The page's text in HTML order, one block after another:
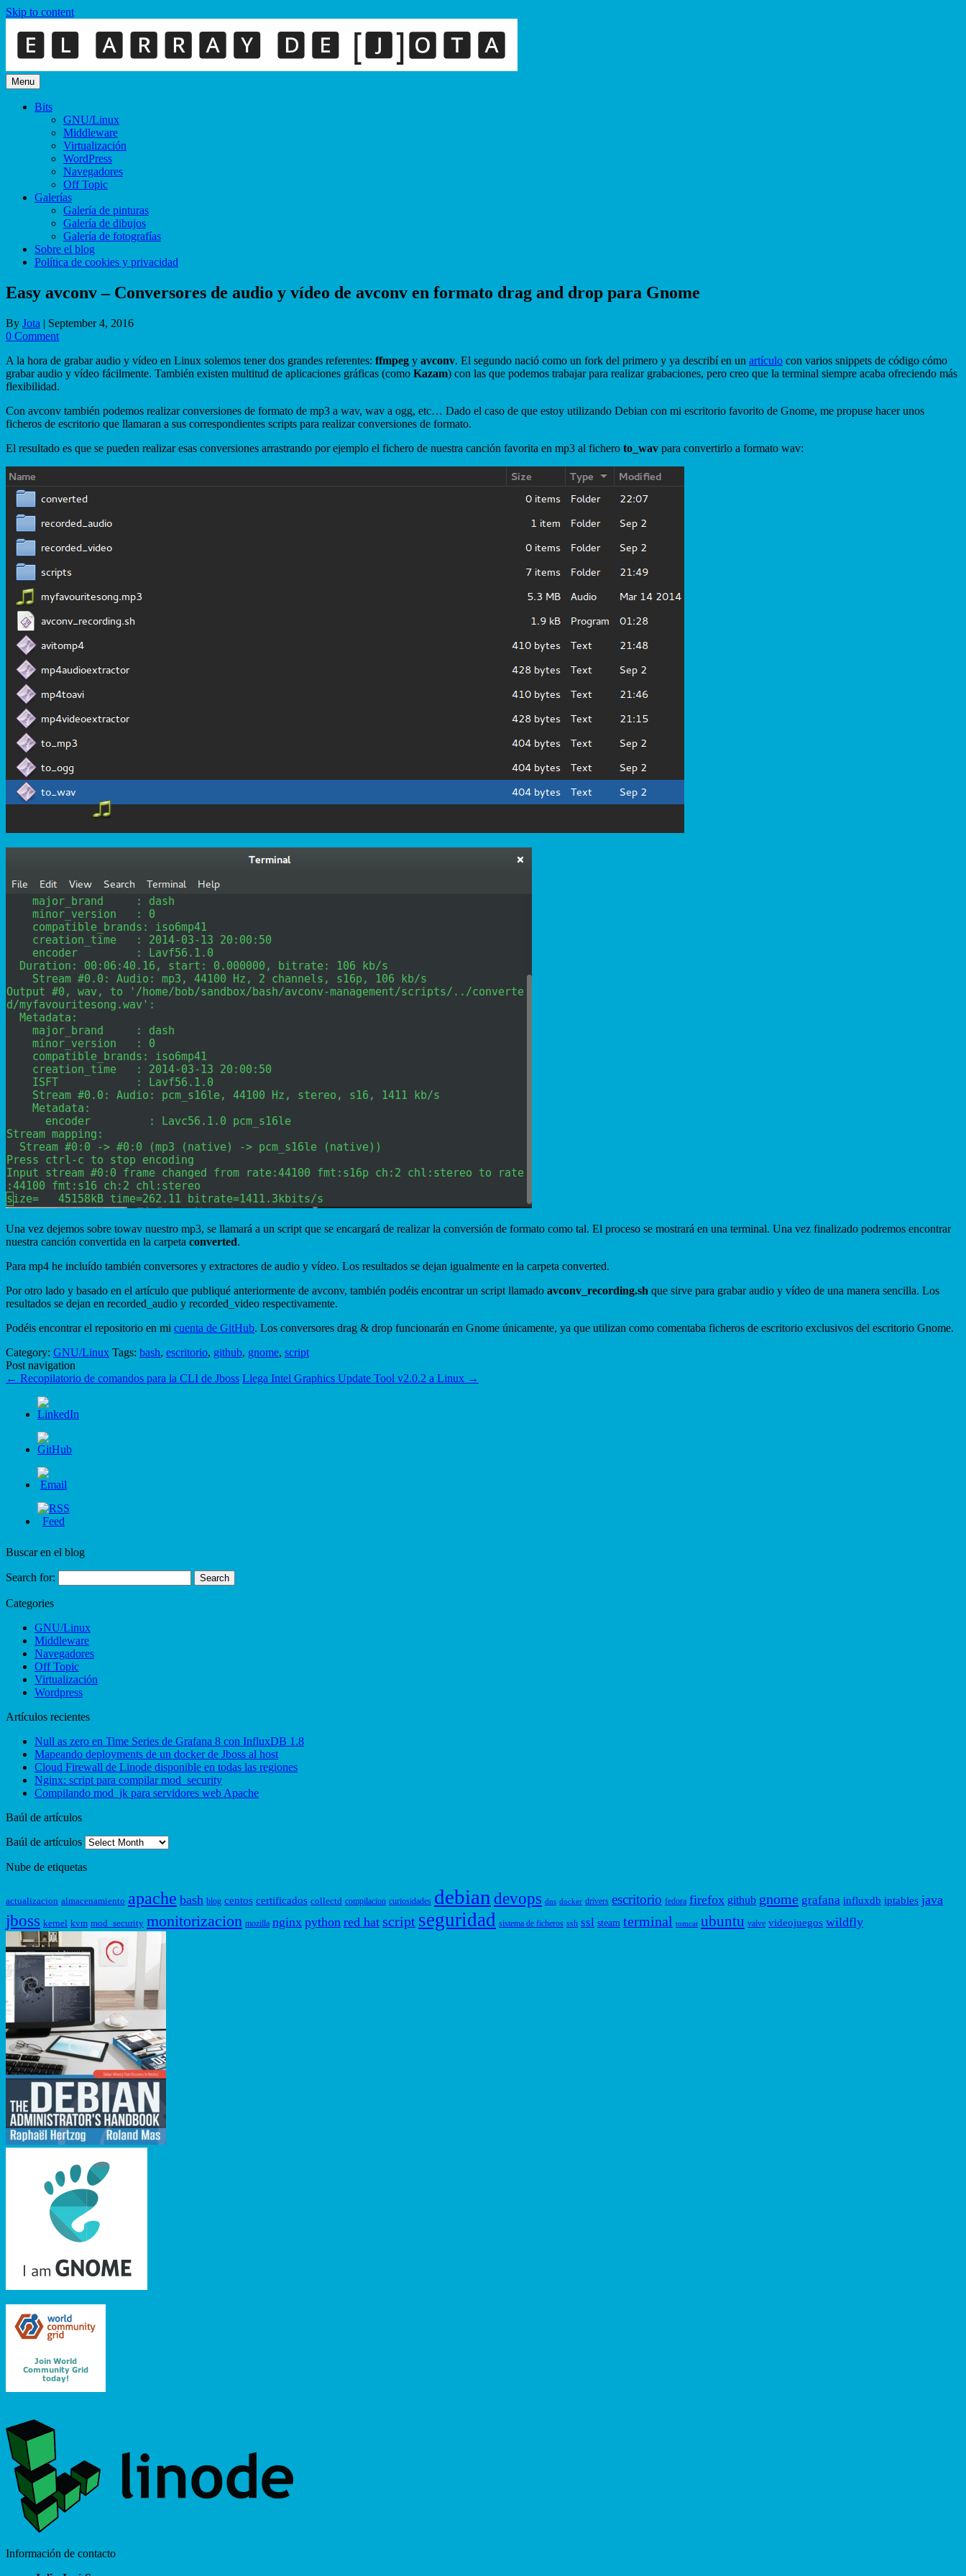
Skip to content
Menu
Bits
GNU/Linux
Middleware
Virtualización
WordPress
Navegadores
Off Topic
Galerías
Galería de pinturas
Galería de dibujos
Galería de fotografías
Sobre el blog
Política de cookies y privacidad
Easy avconv – Conversores de audio y vídeo de avconv en formato drag and drop para Gnome
By Jota | September 4, 2016
0 Comment
A la hora de grabar audio y vídeo en Linux solemos tener dos grandes referentes: ffmpeg y avconv. El segundo nació como un fork del primero y ya describí en un artículo con varios snippets de código cómo
grabar audio y vídeo fácilmente. También existen multitud de aplicaciones gráficas (como Kazam) con las que podemos trabajar para realizar grabaciones, pero creo que la terminal siempre acaba ofreciendo más
flexibilidad.
Con avconv también podemos realizar conversiones de formato de mp3 a wav, wav a ogg, etc… Dado el caso de que estoy utilizando Debian con mi escritorio favorito de Gnome, me propuse hacer unos
ficheros de escritorio que llamaran a sus correspondientes scripts para realizar conversiones de formato.
El resultado es que se pueden realizar esas conversiones arrastrando por ejemplo el fichero de nuestra canción favorita en mp3 al fichero to_wav para convertirlo a formato wav:
Una vez dejemos sobre towav nuestro mp3, se llamará a un script que se encargará de realizar la conversión de formato como tal. El proceso se mostrará en una terminal. Una vez finalizado podremos encontrar
nuestra canción convertida en la carpeta converted.
Para mp4 he incluído también conversores y extractores de audio y vídeo. Los resultados se dejan igualmente en la carpeta converted.
Por otro lado y basado en el artículo que publiqué anteriormente de avconv, también podéis encontrar un script llamado avconv_recording.sh que sirve para grabar audio y vídeo de una manera sencilla. Los
resultados se dejan en recorded_audio y recorded_video respectivamente.
Podéis encontrar el repositorio en mi cuenta de GitHub. Los conversores drag & drop funcionarán en Gnome únicamente, ya que utilizan como comentaba ficheros de escritorio exclusivos del escritorio Gnome.
Category: GNU/Linux Tags: bash, escritorio, github, gnome, script
Post navigation
← Recopilatorio de comandos para la CLI de Jboss Llega Intel Graphics Update Tool v2.0.2 a Linux →
Buscar en el blog
Search for:
Categories
GNU/Linux
Middleware
Navegadores
Off Topic
Virtualización
Wordpress
Artículos recientes
Null as zero en Time Series de Grafana 8 con InfluxDB 1.8
Mapeando deployments de un docker de Jboss al host
Cloud Firewall de Linode disponible en todas las regiones
Nginx: script para compilar mod_security
Compilando mod_jk para servidores web Apache
Baúl de artículos
Baúl de artículos
Nube de etiquetas
actualizacion almacenamiento apache bash blog centos certificados collectd compilacion curiosidades debian devops dns docker drivers escritorio fedora firefox github gnome grafana influxdb iptables java
jboss kernel kvm mod_security monitorizacion mozilla nginx python red hat script seguridad sistema de ficheros ssh ssl steam terminal tomcat ubuntu valve videojuegos wildfly
Información de contacto